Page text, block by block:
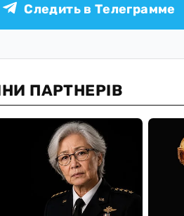
Следить в Телеграмме